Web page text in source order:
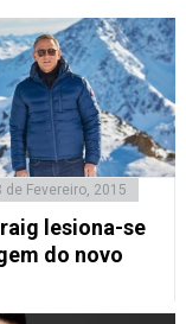
de Fevereiro, 2015
lesiona-se
do novo